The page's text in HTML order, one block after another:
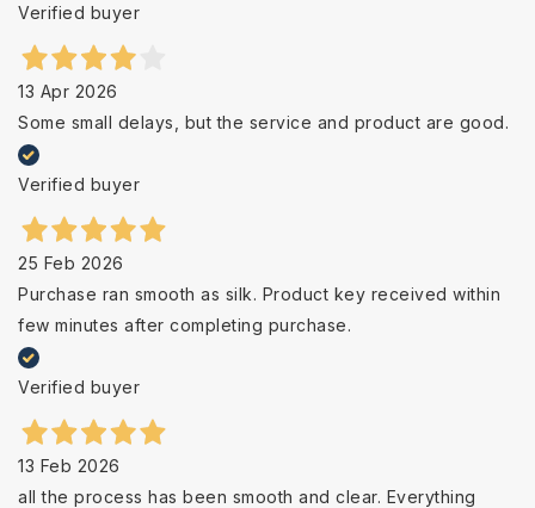
Verified buyer
13 Apr 2026
Some small delays, but the service and product are good.
Verified buyer
25 Feb 2026
Purchase ran smooth as silk. Product key received within
few minutes after completing purchase.
Verified buyer
13 Feb 2026
all the process has been smooth and clear. Everything